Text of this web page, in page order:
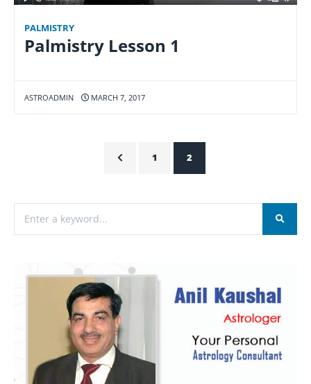
PALMISTRY
Palmistry Lesson 1
ASTROADMIN MARCH 7, 2017
1 2